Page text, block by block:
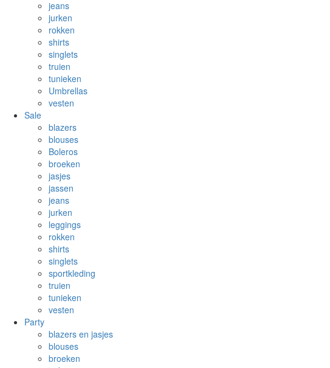
jeans
jurken
rokken
shirts
singlets
truien
tunieken
Umbrellas
vesten
Sale
blazers
blouses
Boleros
broeken
jasjes
jassen
jeans
jurken
leggings
rokken
shirts
singlets
sportkleding
truien
tunieken
vesten
Party
blazers en jasjes
blouses
broeken